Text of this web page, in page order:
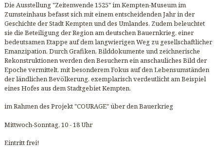
Die Ausstellung "Zeitenwende 1525" im Kempten-Museum im
Zumsteinhaus befasst sich mit einem entscheidenden Jahr in der
Geschichte der Stadt Kempten und des Umlandes. Zudem beleuchtet
sie die Beteiligung der Region am deutschen Bauernkrieg, einer
bedeutsamen Etappe auf dem langwierigen Weg zu gesellschaftlicher
Emanzipation. Durch Grafiken, Bilddokumente und zeichnerische
Rekonstruktionen werden den Besuchern ein anschauliches Bild der
Epoche vermittelt, mit besonderem Fokus auf den Lebensumständen
der ländlichen Bevölkerung, exemplarisch verdeutlicht am Beispiel
eines Hofes aus dem Stadtgebiet Kempten.
im Rahmen des Projekt "COURAGE" über den Bauerkrieg
Mittwoch-Sonntag, 10 - 18 Uhr
Eintritt frei!